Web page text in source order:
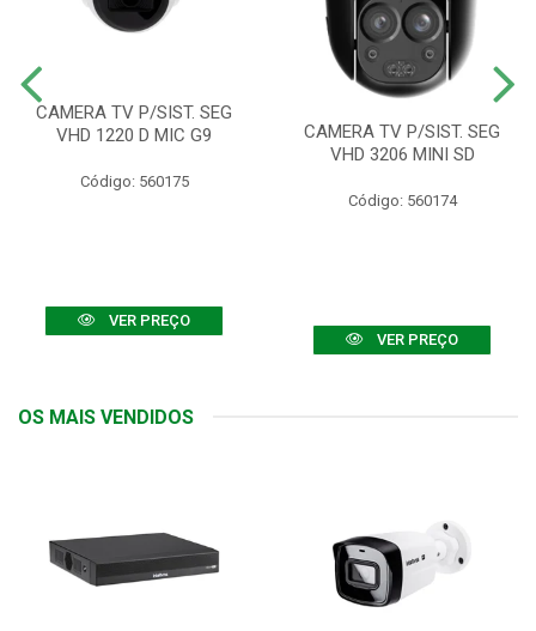
CAMERA TV P/SIST. SEG
VHD 1220 D MIC G9
Código: 560175
VER PREÇO
CAMERA TV P/SIST. SEG
VHD 3206 MINI SD
Código: 560174
VER PREÇO
OS MAIS VENDIDOS